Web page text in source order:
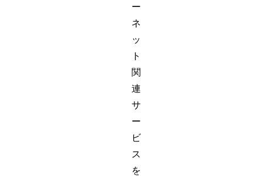
ー
ネ
ッ
ト
関
連
サ
ー
ビ
ス
を